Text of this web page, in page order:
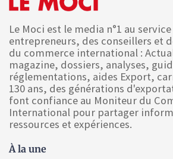
Le Moci est le media n°1 au
entrepreneurs, des conseillers et
du commerce international :
magazine, dossiers, analyses,
réglementations, aides Export,
130 ans, des générations
font confiance au Moniteur du
International pour partager
ressources et expériences.
À la une